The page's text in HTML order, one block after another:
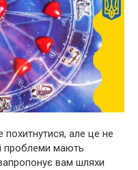
але це не
проблеми мають
вам шляхи